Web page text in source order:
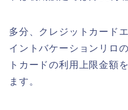
多分、クレジットカード
イントバケーションリロ
トカードの利用上限金額
ます。